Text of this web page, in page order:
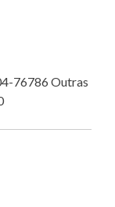
76786 Outras